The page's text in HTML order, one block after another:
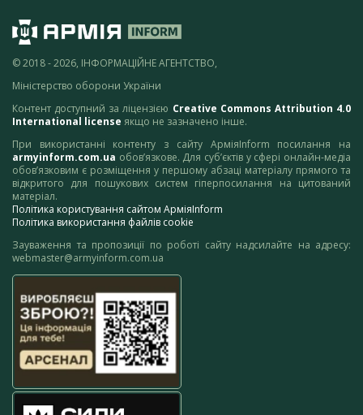
© 2018 - 2026, ІНФОРМАЦІЙНЕ АГЕНТСТВО,
Міністерство оборони України
Контент доступний за ліцензією Creative Commons Attribution 4.0
International license якщо не зазначено інше.
При використанні контенту з сайту АрміяInform посилання на
armyinform.com.ua обов’язкове. Для суб’єктів у сфері онлайн-медіа
обов’язковим є розміщення у першому абзаці матеріалу прямого та
відкритого для пошукових систем гіперпосилання на цитований
матеріал.
Політика користування сайтом АрміяInform
Політика використання файлів cookie
Зауваження та пропозиції по роботі сайту надсилайте на адресу:
webmaster@armyinform.com.ua